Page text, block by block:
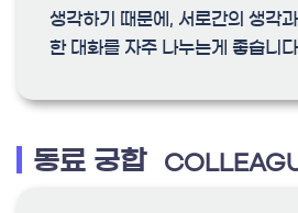
생각하기 때문에, 서로간의 생각
한 대화를 자주 나누는게 좋습니다.
동료 궁합